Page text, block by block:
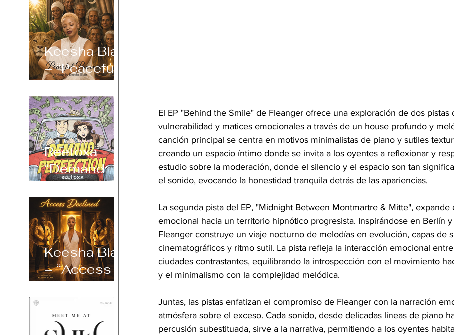
Keesha Blair
– “Peaceful
Power”
Reetoxa –
“Demand
Perfection”
Keesha Blair
– “Access
Declined”
El EP "Behind the Smile" de Fleanger ofrece una exploración de dos pistas
vulnerabilidad y matices emocionales a través de un house profundo y
canción principal se centra en motivos minimalistas de piano y sutiles
creando un espacio íntimo donde se invita a los oyentes a reflexionar y
estudio sobre la moderación, donde el silencio y el espacio son tan
el sonido, evocando la honestidad tranquila detrás de las apariencias.
La segunda pista del EP, "Midnight Between Montmartre & Mitte", expande
emocional hacia un territorio hipnótico progresista. Inspirándose en Berlín y
Fleanger construye un viaje nocturno de melodías en evolución, capas de
cinematográficos y ritmo sutil. La pista refleja la interacción emocional
ciudades contrastantes, equilibrando la introspección con el movimiento
y el minimalismo con la complejidad melódica.
Juntas, las pistas enfatizan el compromiso de Fleanger con la narración
atmósfera sobre el exceso. Cada sonido, desde delicadas líneas de piano
percusión subestituada, sirve a la narrativa, permitiendo a los oyentes